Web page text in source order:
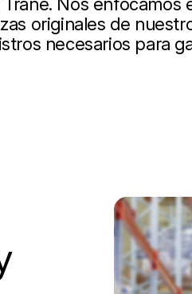
originales de
necesarios para